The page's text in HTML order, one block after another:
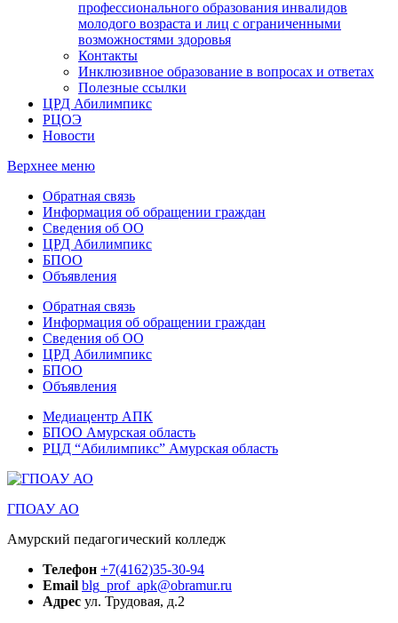
профессионального образования инвалидов
молодого возраста и лиц с ограниченными
возможностями здоровья
Контакты
Инклюзивное образование в вопросах и ответах
Полезные ссылки
ЦРД Абилимпикс
РЦОЭ
Новости
Верхнее меню
Обратная связь
Информация об обращении граждан
Сведения об ОО
ЦРД Абилимпикс
БПОО
Объявления
Обратная связь
Информация об обращении граждан
Сведения об ОО
ЦРД Абилимпикс
БПОО
Объявления
Медиацентр АПК
БПОО Амурская область
РЦД “Абилимпикс” Амурская область
ГПОАУ АО
Амурский педагогический колледж
Телефон +7(4162)35-30-94
Email blg_prof_apk@obramur.ru
Адрес ул. Трудовая, д.2